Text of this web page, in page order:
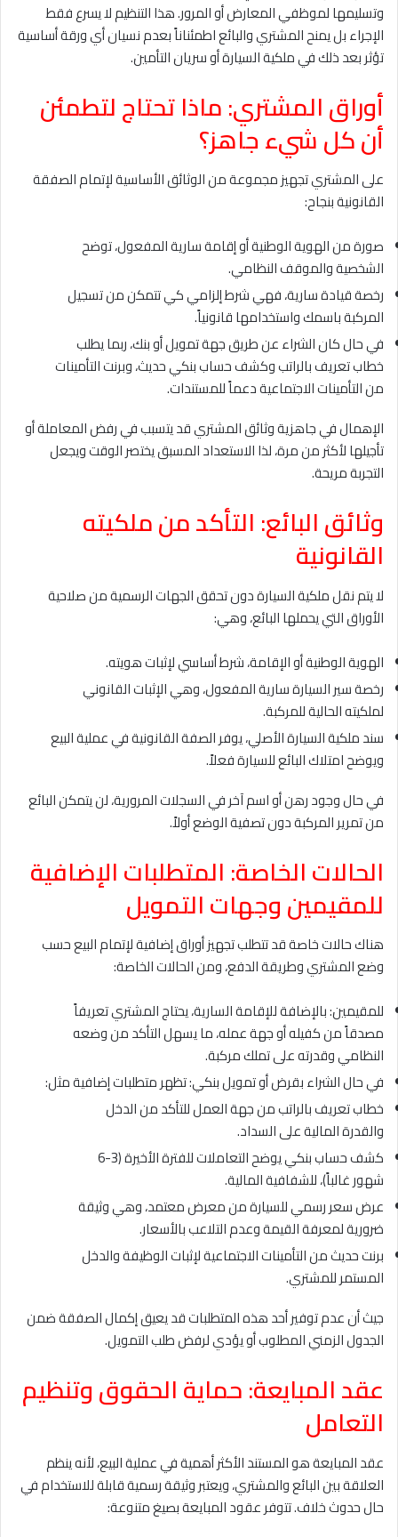
وتسليمها لموظفي المعارض أو المرور. هذا التنظيم لا يسرع فقط
الإجراء بل يمنح المشتري والبائع اطمئناناً بعدم نسيان أي ورقة أساسية
تؤثر بعد ذلك في ملكية السيارة أو سريان التأمين.
أوراق المشتري: ماذا تحتاج لتطمئن
أن كل شيء جاهز؟
على المشتري تجهيز مجموعة من الوثائق الأساسية لإتمام الصفقة
القانونية بنجاح:
صورة من الهوية الوطنية أو إقامة سارية المفعول، توضح
الشخصية والموقف النظامي.
رخصة قيادة سارية، فهي شرط إلزامي كي تتمكن من تسجيل
المركبة باسمك واستخدامها قانونياً.
في حال كان الشراء عن طريق جهة تمويل أو بنك، ربما يطلب
خطاب تعريف بالراتب وكشف حساب بنكي حديث، وبرنت التأمينات
من التأمينات الاجتماعية دعماً للمستندات.
الإهمال في جاهزية وثائق المشتري قد يتسبب في رفض المعاملة أو
تأجيلها لأكثر من مرة، لذا الاستعداد المسبق يختصر الوقت ويجعل
التجربة مريحة.
وثائق البائع: التأكد من ملكيته
القانونية
لا يتم نقل ملكية السيارة دون تحقق الجهات الرسمية من صلاحية
الأوراق التي يحملها البائع، وهي:
الهوية الوطنية أو الإقامة، شرط أساسي لإثبات هويته.
رخصة سير السيارة سارية المفعول، وهي الإثبات القانوني
لملكيته الحالية للمركبة.
سند ملكية السيارة الأصلي، يوفر الصفة القانونية في عملية البيع
ويوضح امتلاك البائع للسيارة فعلاً.
في حال وجود رهن أو اسم آخر في السجلات المرورية، لن يتمكن البائع
من تمرير المركبة دون تصفية الوضع أولاً.
الحالات الخاصة: المتطلبات الإضافية
للمقيمين وجهات التمويل
هناك حالات خاصة قد تتطلب تجهيز أوراق إضافية لإتمام البيع حسب
وضع المشتري وطريقة الدفع، ومن الحالات الخاصة:
للمقيمين: بالإضافة للإقامة السارية، يحتاج المشتري تعريفاً
مصدقاً من كفيله أو جهة عمله، ما يسهل التأكد من وضعه
النظامي وقدرته على تملك مركبة.
في حال الشراء بقرض أو تمويل بنكي: تظهر متطلبات إضافية مثل:
خطاب تعريف بالراتب من جهة العمل للتأكد من الدخل
والقدرة المالية على السداد.
كشف حساب بنكي يوضح التعاملات للفترة الأخيرة (3-6
شهور غالباً)، للشفافية المالية.
عرض سعر رسمي للسيارة من معرض معتمد، وهي وثيقة
ضرورية لمعرفة القيمة وعدم التلاعب بالأسعار.
برنت حديث من التأمينات الاجتماعية لإثبات الوظيفة والدخل
المستمر للمشتري.
جيث أن عدم توفير أحد هذه المتطلبات قد يعيق إكمال الصفقة ضمن
الجدول الزمني المطلوب أو يؤدي لرفض طلب التمويل.
عقد المبايعة: حماية الحقوق وتنظيم
التعامل
عقد المبايعة هو المستند الأكثر أهمية في عملية البيع، لأنه ينظم
العلاقة بين البائع والمشتري، ويعتبر وثيقة رسمية قابلة للاستخدام في
حال حدوث خلاف. تتوفر عقود المبايعة بصيغ متنوعة: